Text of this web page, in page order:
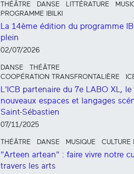
THÉÂTRE DANSE LITTÉRATURE
PROGRAMME IBILKI
La 14ème édition du programme
plein
02/07/2026
DANSE
THÉÂTRE
COOPÉRATION TRANSFRONTALIÈRE
L'ICB partenaire du 7e LABO XL,
nouveaux espaces et langages
Saint-Sébastien
07/11/2025
THÉÂTRE DANSE MUSIQUE CULTURE
"Arteen artean" : faire vivre notre
travers les arts